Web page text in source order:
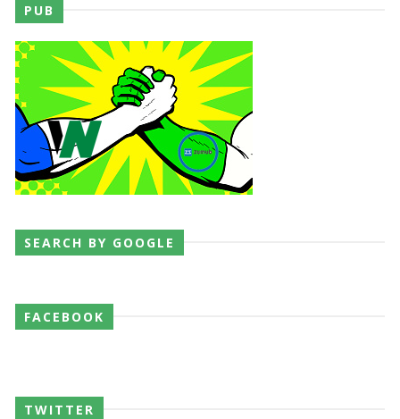
PUB
SEARCH BY GOOGLE
FACEBOOK
TWITTER